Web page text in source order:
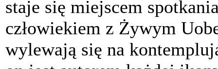
staje się miejscem
człowiekiem z Żywym
wylewają się na